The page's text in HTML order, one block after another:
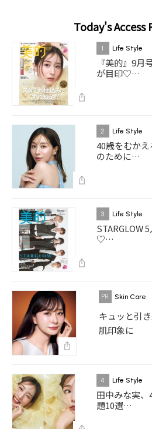
Today's Access
1 Life Style
『美的』9月
が目印♡…
2 Life Style
40歳をむか
のために…
3 Life Style
STARGLOW
♡…
Skin Care
キュッと引
肌印象に
4 Life Style
田中みな実
題10選…